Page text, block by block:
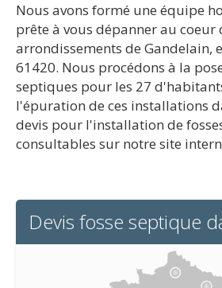
Nous avons formé une équipe
prête à vous dépanner au coeur
arrondissements de Gandelain,
61420. Nous procédons à la
septiques pour les 27
l'épuration de ces installations
devis pour l'installation de
consultables sur notre site
Devis fosse septique